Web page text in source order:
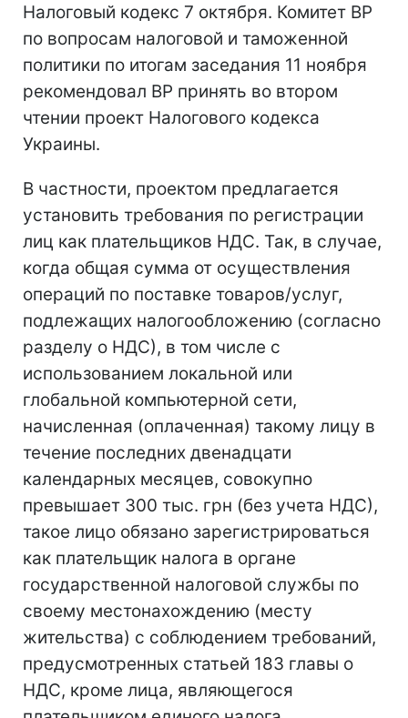
Налоговый кодекс 7 октября. Комитет ВР
по вопросам налоговой и таможенной
политики по итогам заседания 11 ноября
рекомендовал ВР принять во втором
чтении проект Налогового кодекса
Украины.
В частности, проектом предлагается
установить требования по регистрации
лиц как плательщиков НДС. Так, в случае,
когда общая сумма от осуществления
операций по поставке товаров/услуг,
подлежащих налогообложению (согласно
разделу о НДС), в том числе с
использованием локальной или
глобальной компьютерной сети,
начисленная (оплаченная) такому лицу в
течение последних двенадцати
календарных месяцев, совокупно
превышает 300 тыс. грн (без учета НДС),
такое лицо обязано зарегистрироваться
как плательщик налога в органе
государственной налоговой службы по
своему местонахождению (месту
жительства) с соблюдением требований,
предусмотренных статьей 183 главы о
НДС, кроме лица, являющегося